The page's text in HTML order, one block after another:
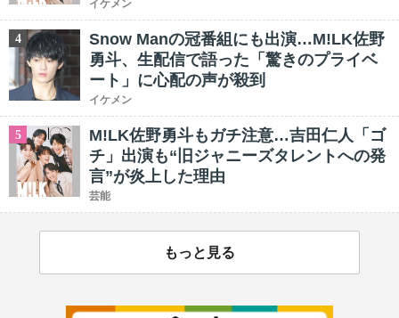
イケメン
4
Snow Manの冠番組にも出演…M!LK佐野
勇斗、生配信で語った「驚きのプライベ
ート」に心配の声が殺到
イケメン
5
M!LK佐野勇斗もガチ注意…吉田仁人「ゴ
チ」出演も“旧ジャニーズタレントへの発
言”が炎上した理由
芸能
もっと見る